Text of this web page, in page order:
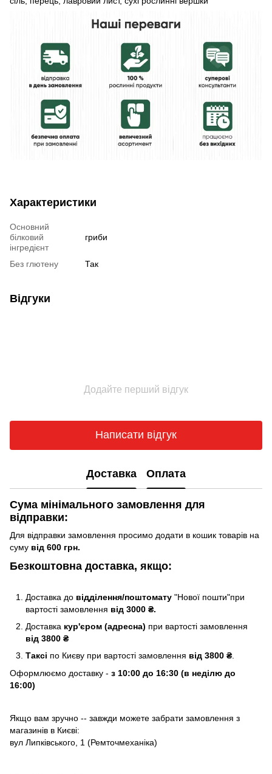
Характеристики
Основний
білковий
інгредієнт
гриби
Без глютену Так
Відгуки
Додайте перший відгук
Написати відгук
Доставка Оплата
Сума мінімального замовлення для
відправки:
Для відправки замовлення просимо додати в кошик товарів на
суму від 600 грн.
Безкоштовна доставка, якщо:
Доставка до відділення/поштомату "Нової пошти"при
вартості замовлення від 3000 ₴.
Доставка кур'єром (адресна) при вартості замовлення
від 3800 ₴
Таксі по Києву при вартості замовлення від 3800 ₴.
Оформлюємо доставку - з 10:00 до 16:30 (в неділю до
16:00)
Якщо вам зручно -- завжди можете забрати замовлення з
магазинів в Києві:
вул Липківського, 1 (Ремточмеханіка)